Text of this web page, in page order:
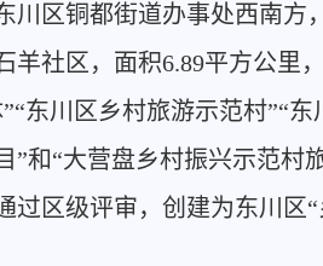
川区铜都街道办事处西南方
羊社区，面积6.89平方公里
东川区乡村旅游示范村”“
”和“大营盘乡村振兴示范
过区级评审，创建为东川区